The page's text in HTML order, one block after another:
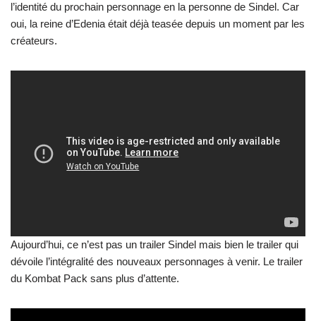
l’identité du prochain personnage en la personne de Sindel. Car
oui, la reine d’Edenia était déjà teasée depuis un moment par les
créateurs.
Aujourd’hui, ce n’est pas un trailer Sindel mais bien le trailer qui
dévoile l’intégralité des nouveaux personnages à venir. Le trailer
du Kombat Pack sans plus d’attente.